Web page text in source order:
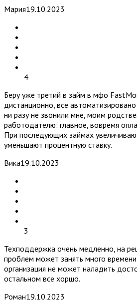
Мария19.10.2023
4
Беру уже третий в займ в мфо
дистанционно, все
ни разу не звонили мне, моим
работодателю: главное, вовремя
При последующих займах
уменьшают процентную ставку.
Вика19.10.2023
3
Техподдержка очень медленно, на
проблем может занять много
организация не может наладить
остальном все хоршо.
Роман19.10.2023